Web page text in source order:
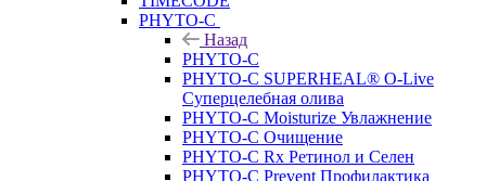
PHYTO-C
Назад
PHYTO-C
PHYTO-C SUPERHEAL® O-Live
Суперцелебная олива
PHYTO-C Moisturize Увлажнение
PHYTO-C Очищение
PHYTO-C Rx Ретинол и Селен
PHYTO-C Prevent Профилактика